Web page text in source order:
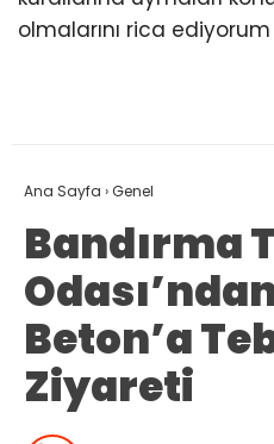
olmalarını rica ediyorum
Ana Sayfa ›Genel
Bandırma
Beton’a
Ziyareti